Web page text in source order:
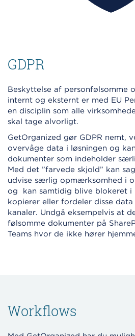
GDPR
Beskyttelse af personfølsomme
internt og eksternt er med EU
en disciplin som alle
skal tage alvorligt.
GetOrganized gør GDPR nemt,
overvåge data i løsningen og
dokumenter som indeholder
Med det ”farvede skjold” kan
udvise særlig opmærksomhed i
og kan samtidig blive blokeret i
kopierer eller fordeler disse
kanaler. Undgå eksempelvis at
følsomme dokumenter på
Teams hvor de ikke hører
Workflows